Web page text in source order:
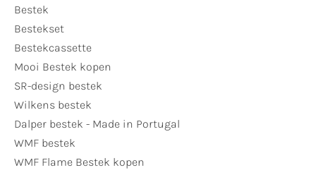
Bestek
Bestekset
Bestekcassette
Mooi Bestek kopen
SR-design bestek
Wilkens bestek
Dalper bestek - Made in Portugal
WMF bestek
WMF Flame Bestek kopen